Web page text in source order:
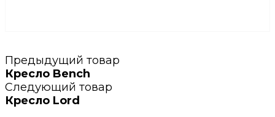
Предыдущий товар
Кресло Bench
Следующий товар
Кресло Lord